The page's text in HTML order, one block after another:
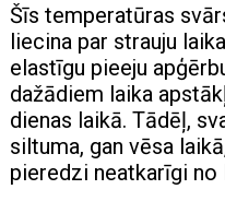
Šīs temperatūras
liecina par strauju
elastīgu pieeju
dažādiem laika
dienas laikā. Tādēļ,
siltuma, gan vēsa
pieredzi neatkarīgi no